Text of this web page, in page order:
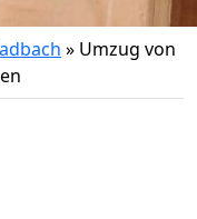
» Umzug von